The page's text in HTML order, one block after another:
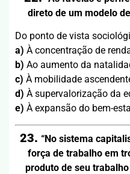
direto de um modelo
Do ponto de vista
a) À concentração de
b) Ao aumento da
c) À mobilidade
d) À supervalorização da
e) À expansão do bem-
23. “No sistema
força de trabalho em
produto de seu